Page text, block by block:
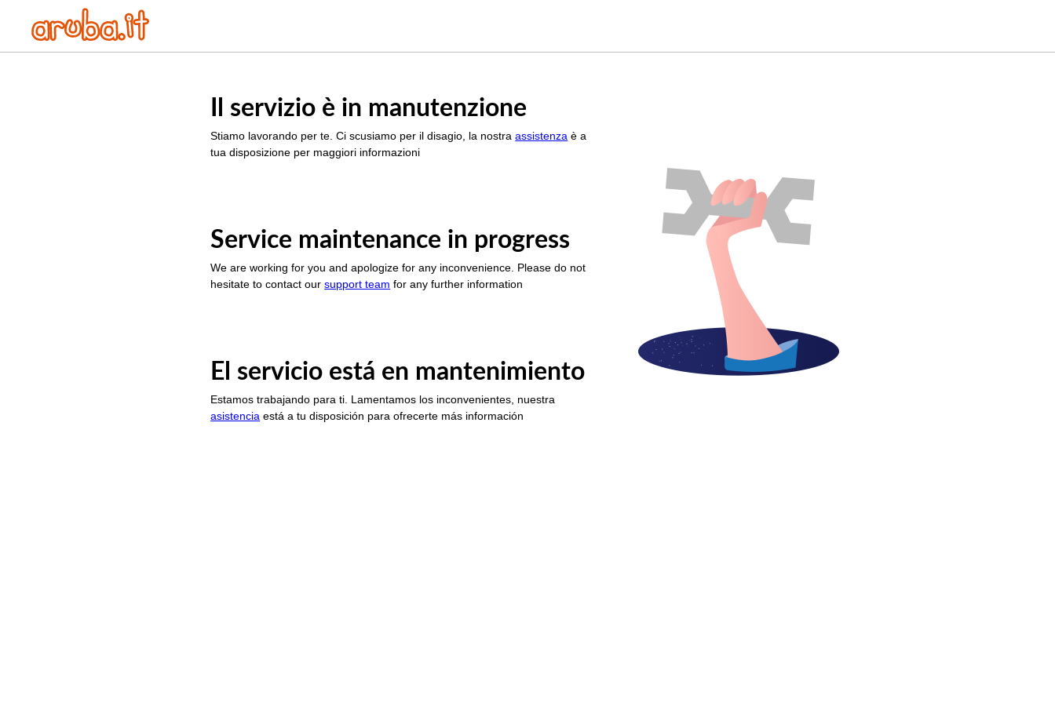
Il servizio è in manutenzione
Stiamo lavorando per te. Ci scusiamo per il disagio, la nostraassistenza è a
tua disposizione per maggiori informazioni
Service maintenance in progress
We are working for you and apologize for any inconvenience. Please do not
hesitate to contact oursupport team for any further information
El servicio está en mantenimiento
Estamos trabajando para ti. Lamentamos los inconvenientes, nuestra
asistencia está a tu disposición para ofrecerte más información